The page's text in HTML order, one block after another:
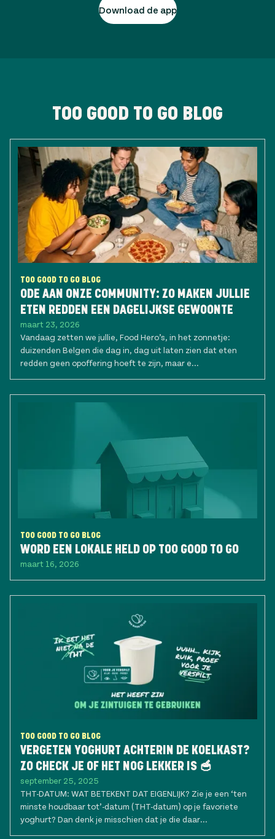
Download de app
TOO GOOD TO GO BLOG
TOO GOOD TO GO BLOG
ODE AAN ONZE COMMUNITY: ZO MAKEN JULLIE
ETEN REDDEN EEN DAGELIJKSE GEWOONTE
maart 23, 2026
Vandaag zetten we jullie, Food Hero’s, in het zonnetje:
duizenden Belgen die dag in, dag uit laten zien dat eten
redden geen opoffering hoeft te zijn, maar e...
TOO GOOD TO GO BLOG
WORD EEN LOKALE HELD OP TOO GOOD TO GO
maart 16, 2026
TOO GOOD TO GO BLOG
VERGETEN YOGHURT ACHTERIN DE KOELKAST?
ZO CHECK JE OF HET NOG LEKKER IS 🥣
september 25, 2025
THT-DATUM: WAT BETEKENT DAT EIGENLIJK? Zie je een ‘ten
minste houdbaar tot’-datum (THT-datum) op je favoriete
yoghurt? Dan denk je misschien dat je die daar...